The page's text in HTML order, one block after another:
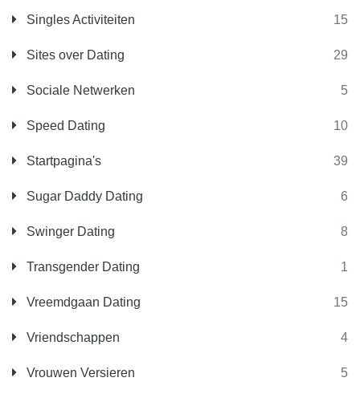
Singles Activiteiten 15
Sites over Dating 29
Sociale Netwerken 5
Speed Dating 10
Startpagina's 39
Sugar Daddy Dating 6
Swinger Dating 8
Transgender Dating 1
Vreemdgaan Dating 15
Vriendschappen 4
Vrouwen Versieren 5